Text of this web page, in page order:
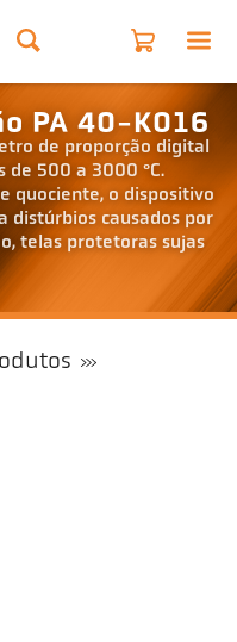
PA 40-K016
de proporção digital
de 500 a 3000 °C.
quociente, o dispositivo
distúrbios causados por
telas protetoras sujas